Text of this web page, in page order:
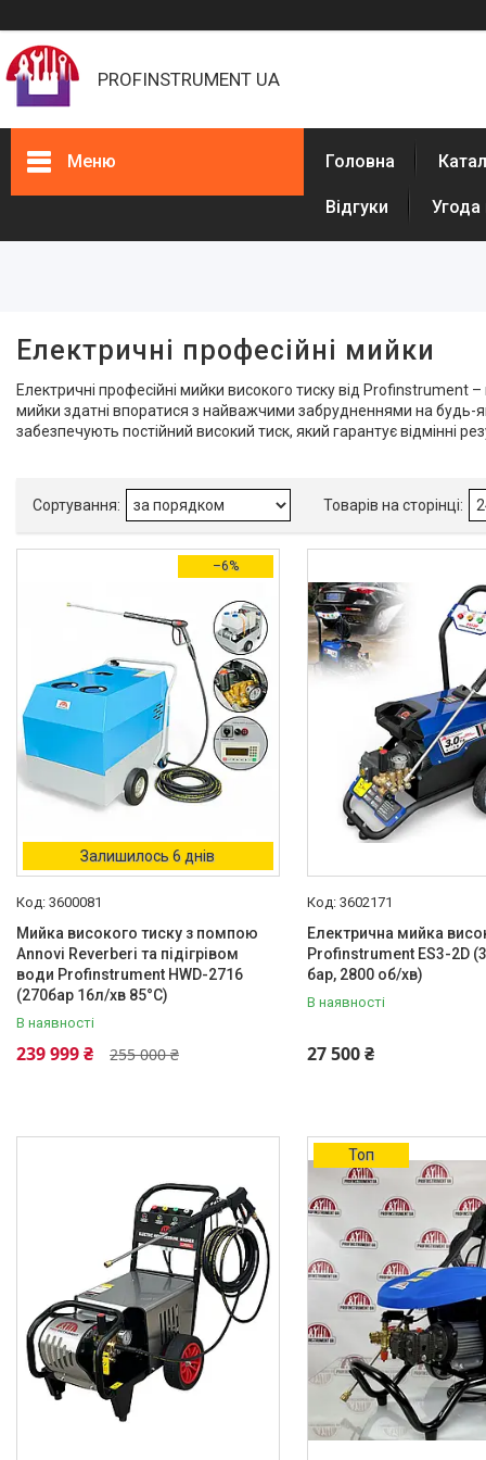
PROFINSTRUMENT UA
Меню
Мінімальний тиск, бар
Максимальна продуктивність, л/
Максимальна температура
Ширина, мм
Глибина, мм
Висота, мм
Наявність
В наявності 3
Класифікація
Нержавіюча сталь 3
Система охолодження двигуна
Повітряна 3
Водяна 3
Головна
Відгуки Угода
Електричні професійні мийки
Електричні професійні мийки високого тиску від Profinstrument –
мийки здатні впоратися з найважчими забрудненнями на будь-
забезпечують постійний високий тиск, який гарантує відмінні
–6%
Залишилось 6 днів
3600081
Мийка високого тиску з помпою
Annovi Reverberi та підігрівом
води Profinstrument HWD-2716
(270бар 16л/хв 85°C)
В наявності
255 000 ₴
239 999 ₴
3602171
Електрична мийка
Profinstrument ES3-2D
бар, 2800 об/хв)
В наявності
27 500 ₴
Топ